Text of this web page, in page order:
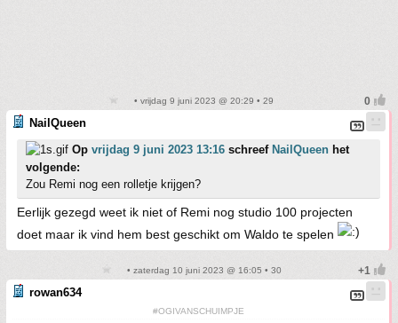
• vrijdag 9 juni 2023 @ 20:29 • 29
NailQueen
Op vrijdag 9 juni 2023 13:16 schreef NailQueen het
volgende:
Zou Remi nog een rolletje krijgen?
Eerlijk gezegd weet ik niet of Remi nog studio 100 projecten
doet maar ik vind hem best geschikt om Waldo te spelen
• zaterdag 10 juni 2023 @ 16:05 • 30
rowan634
#OGIVANSCHUIMPJE